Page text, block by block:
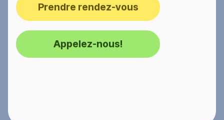
Prendre rendez-vous
Appelez-nous!